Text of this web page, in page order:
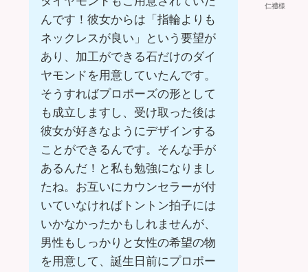
仁禮様
んです！彼女からは「指輪よりも
ネックレスが良い」という要望が
あり、加工ができる石だけのダイ
ヤモンドを用意していたんです。
そうすればプロポーズの形として
も成立しますし、受け取った後は
彼女が好きなようにデザインする
ことができるんです。そんな手が
あるんだ！と私も勉強になりまし
たね。お互いにカウンセラーが付
いていなければトントン拍子には
いかなかったかもしれませんが、
男性もしっかりと女性の希望の物
を用意して、誕生日前にプロポー